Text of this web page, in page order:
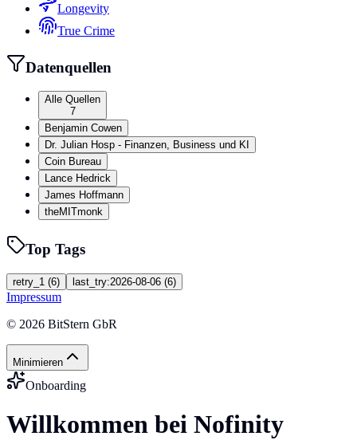
Longevity
True Crime
Datenquellen
Alle Quellen
7
Benjamin Cowen
Dr. Julian Hosp - Finanzen, Business und KI
Coin Bureau
Lance Hedrick
James Hoffmann
theMITmonk
Top Tags
retry_1 (6) last_try:2026-08-06 (6)
Impressum
© 2026 BitStern GbR
Minimieren
Onboarding
Willkommen bei Nofinity